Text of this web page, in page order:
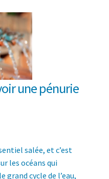
une pénurie
salée, et c’est
les océans qui
cycle de l’eau,